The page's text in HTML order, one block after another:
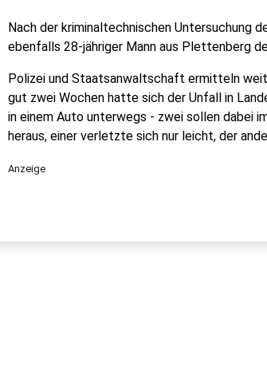
Nach der kriminaltechnischen Untersuchung
ebenfalls 28-jähriger Mann aus Plettenberg
Polizei und Staatsanwaltschaft ermitteln
gut zwei Wochen hatte sich der Unfall in
in einem Auto unterwegs - zwei sollen dabei
heraus, einer verletzte sich nur leicht, der
Anzeige